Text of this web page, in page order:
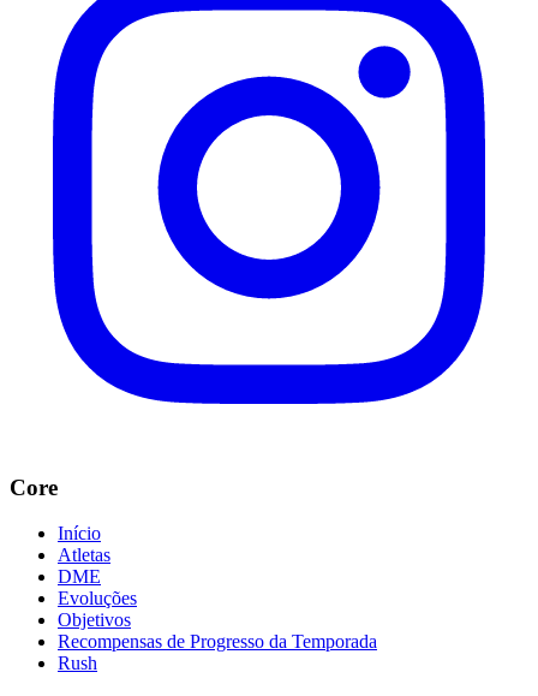
Core
Início
Atletas
DME
Evoluções
Objetivos
Recompensas de Progresso da Temporada
Rush